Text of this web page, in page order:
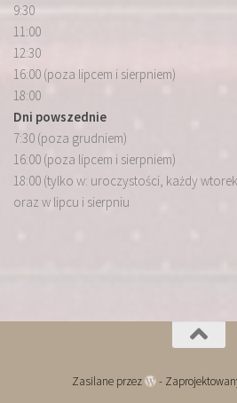
9:30
11:00
12:30
16:00 (poza lipcem i sierpniem)
18:00
Dni powszednie
7:30 (poza grudniem)
16:00 (poza lipcem i sierpniem)
18:00 (tylko w: uroczystości, każdy
oraz w lipcu i sierpniu
Zasilane przez -